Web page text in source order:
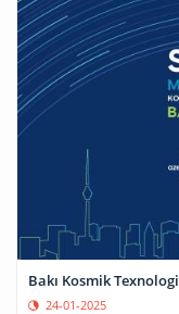
Bakı Kosmik
24-01-2025